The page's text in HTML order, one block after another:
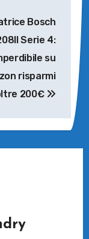
Bosch
Serie 4:
su
risparmi
200€